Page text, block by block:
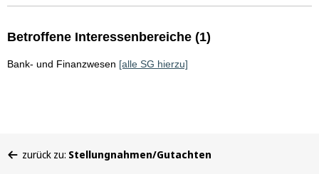
Betroffene Interessenbereiche (1)
Bank- und Finanzwesen [alle SG hierzu]
befinden
zurück zu: Stellungnahmen/Gutachten